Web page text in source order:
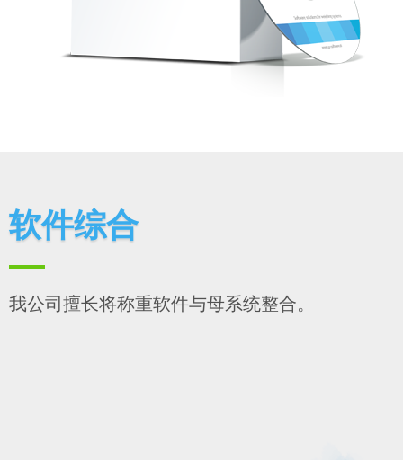
软件综合
我公司擅长将称重软件与母系统整合。